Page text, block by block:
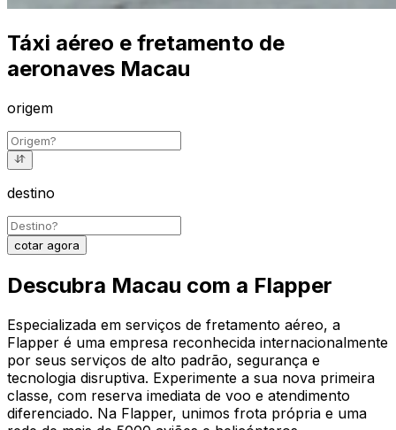
Táxi aéreo e fretamento de
aeronaves Macau
origem
destino
cotar agora
Descubra Macau com a Flapper
Especializada em serviços de fretamento aéreo, a
Flapper é uma empresa reconhecida internacionalmente
por seus serviços de alto padrão, segurança e
tecnologia disruptiva. Experimente a sua nova primeira
classe, com reserva imediata de voo e atendimento
diferenciado. Na Flapper, unimos frota própria e uma